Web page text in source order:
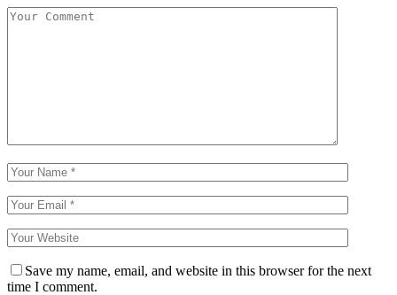
Save my name, email, and website in this browser for the next
time I comment.